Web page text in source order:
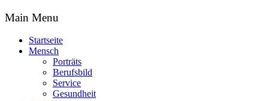
Main Menu
Startseite
Mensch
Porträts
Berufsbild
Service
Gesundheit